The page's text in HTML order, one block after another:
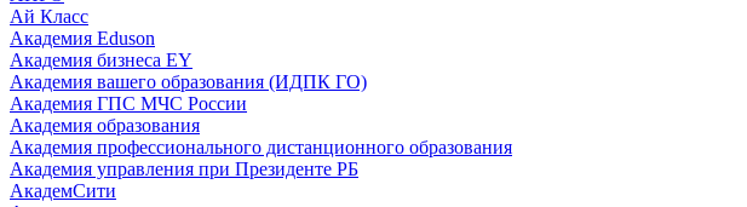
Ай Класс
Академия Eduson
Академия бизнеса EY
Академия вашего образования (ИДПК ГО)
Академия ГПС МЧС России
Академия образования
Академия профессионального дистанционного образования
Академия управления при Президенте РБ
АкадемСити